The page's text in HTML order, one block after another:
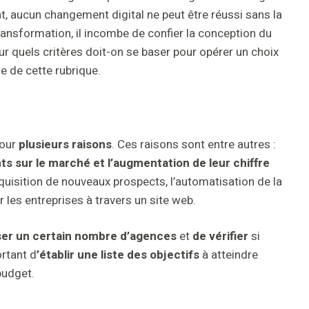
aucun changement digital ne peut être réussi sans la
il incombe de confier la conception du
quels critères doit-on se baser pour opérer un choix
de cette rubrique.
plusieurs raisons. Ces raisons sont entre autres :
sur le marché et l’augmentation de leur chiffre
de nouveaux prospects, l’automatisation de la
les entreprises à travers un site web.
un certain nombre d’agences et de vérifier si
d’établir une liste des objectifs à atteindre